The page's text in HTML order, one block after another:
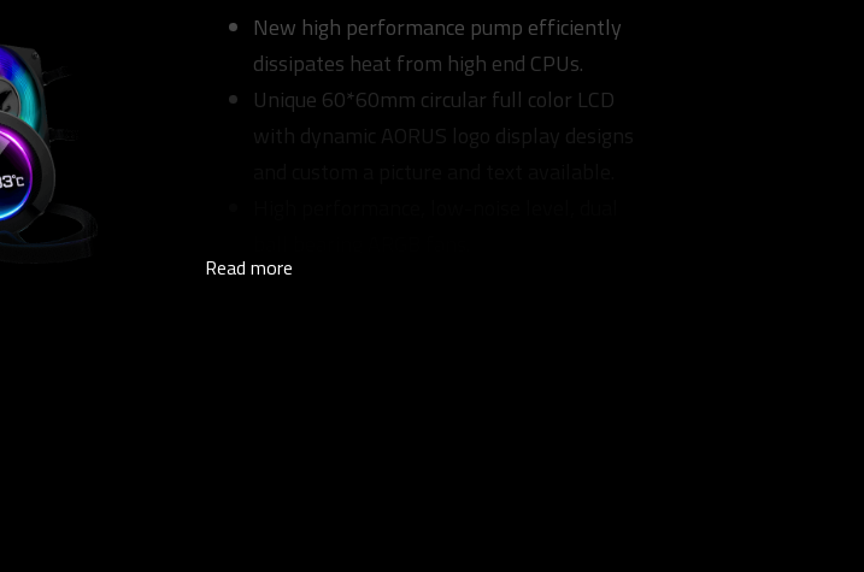
New high performance pump efficiently
dissipates heat from high end CPUs.
Unique 60*60mm circular full color LCD
with dynamic AORUS logo display designs
Supports RGB FUSION 2.0
Read more